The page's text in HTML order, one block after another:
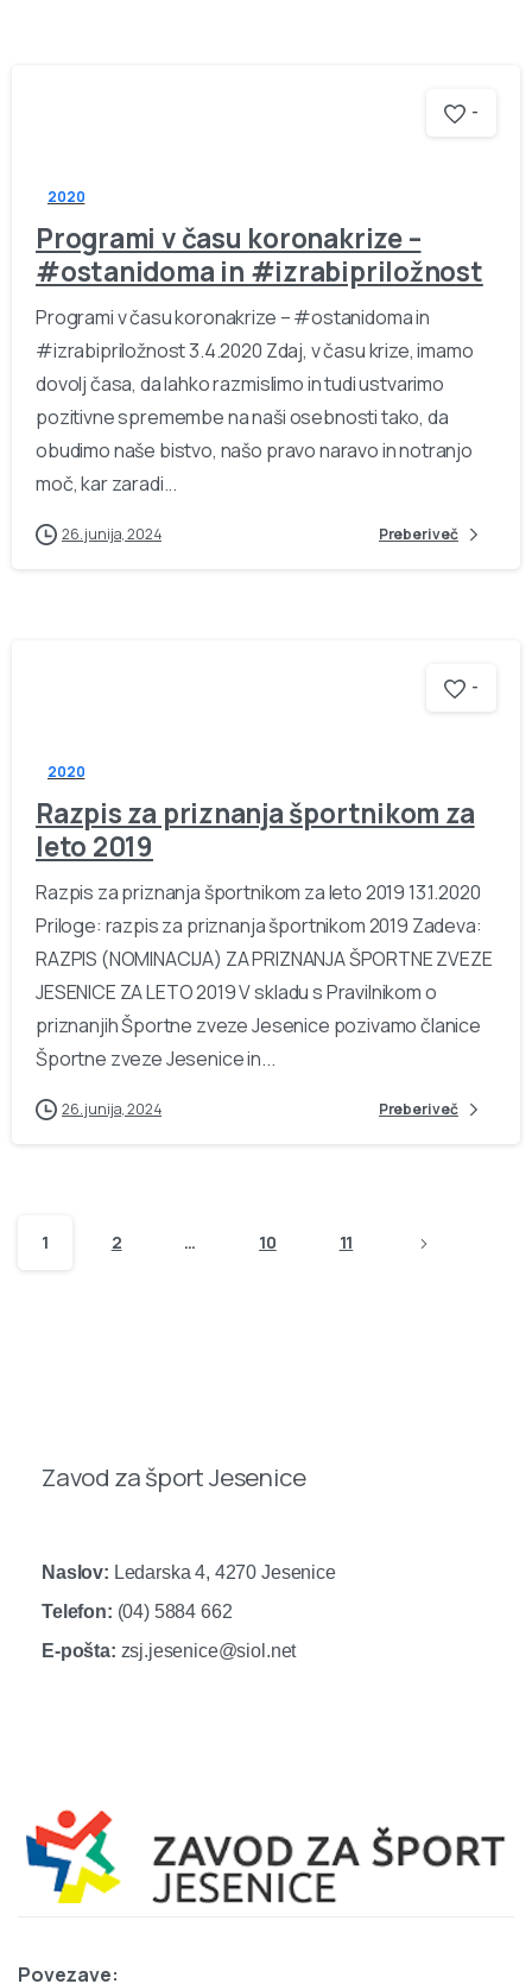
-
2020
Programi v času koronakrize –
#ostanidoma in #izrabipriložnost
Programi v času koronakrize – #ostanidoma in
#izrabipriložnost 3.4.2020 Zdaj, v času krize, imamo
dovolj časa, da lahko razmislimo in tudi ustvarimo
pozitivne spremembe na naši osebnosti tako, da
obudimo naše bistvo, našo pravo naravo in notranjo
moč, kar zaradi...
26. junija, 2024 Preberi več
-
2020
Razpis za priznanja športnikom za
leto 2019
Razpis za priznanja športnikom za leto 2019 13.1.2020
Priloge: razpis za priznanja športnikom 2019 Zadeva:
RAZPIS (NOMINACIJA) ZA PRIZNANJA ŠPORTNE ZVEZE
JESENICE ZA LETO 2019 V skladu s Pravilnikom o
priznanjih Športne zveze Jesenice pozivamo članice
Športne zveze Jesenice in...
26. junija, 2024 Preberi več
1 2 … 10 11
Zavod za šport Jesenice
Naslov: Ledarska 4, 4270 Jesenice
Telefon: (04) 5884 662
E-pošta: zsj.jesenice@siol.net
Povezave: